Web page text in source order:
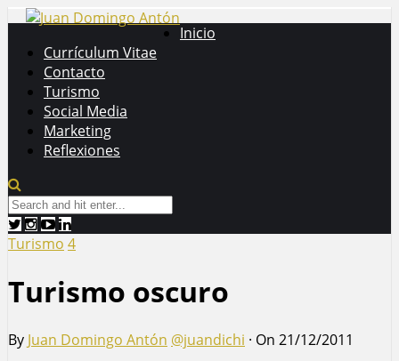
Inicio
Currículum Vitae
Contacto
Turismo
Social Media
Marketing
Reflexiones
Turismo 4
Turismo oscuro
By Juan Domingo Antón @juandichi · On 21/12/2011